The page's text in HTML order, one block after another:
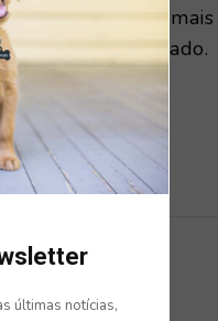
eleitos o Rafeiro
mais Engraçado.
2020.
últimas notícias,